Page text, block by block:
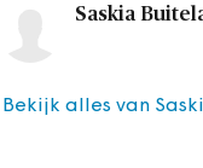
Saskia
Bekijk alles van